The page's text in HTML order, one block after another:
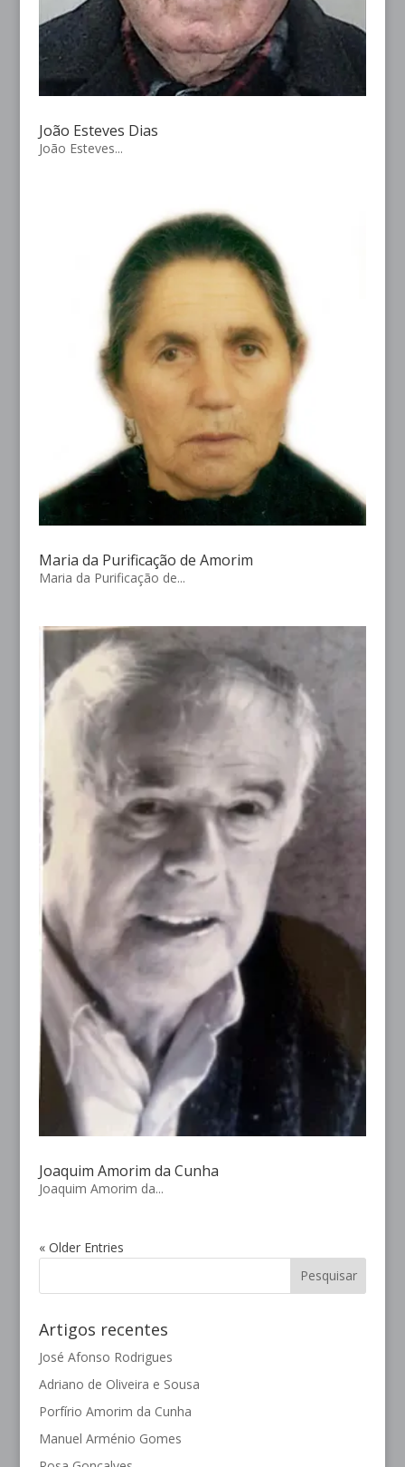
João Esteves Dias
João Esteves...
Maria da Purificação de Amorim
Maria da Purificação de...
Joaquim Amorim da Cunha
Joaquim Amorim da...
« Older Entries
Artigos recentes
José Afonso Rodrigues
Adriano de Oliveira e Sousa
Porfírio Amorim da Cunha
Manuel Arménio Gomes